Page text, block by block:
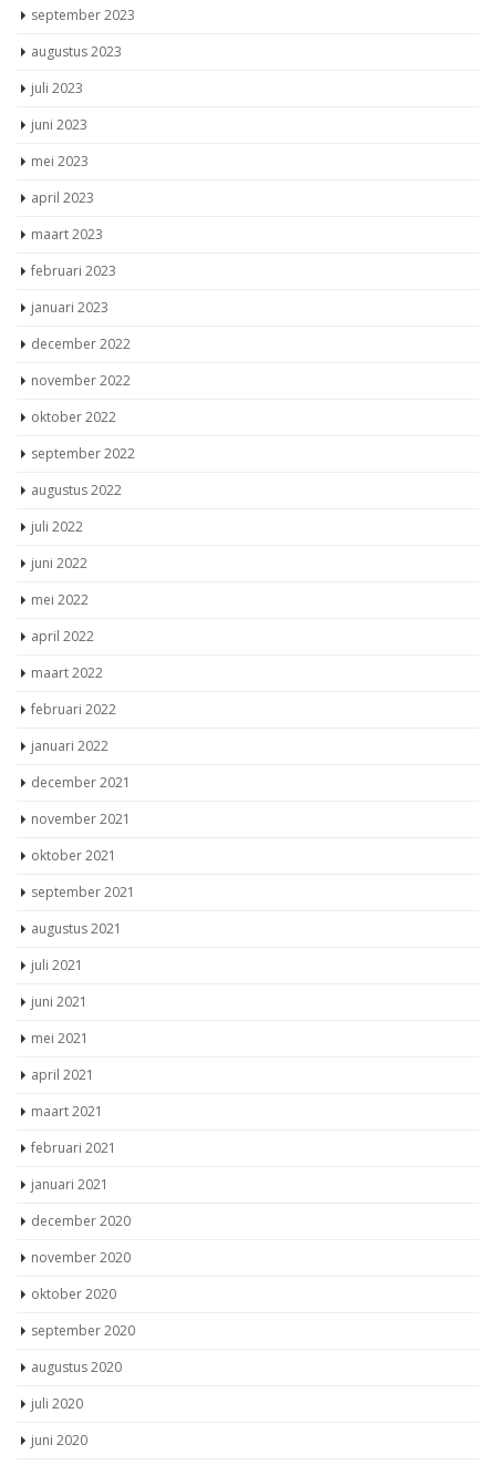
september 2023
augustus 2023
juli 2023
juni 2023
mei 2023
april 2023
maart 2023
februari 2023
januari 2023
december 2022
november 2022
oktober 2022
september 2022
augustus 2022
juli 2022
juni 2022
mei 2022
april 2022
maart 2022
februari 2022
januari 2022
december 2021
november 2021
oktober 2021
september 2021
augustus 2021
juli 2021
juni 2021
mei 2021
april 2021
maart 2021
februari 2021
januari 2021
december 2020
november 2020
oktober 2020
september 2020
augustus 2020
juli 2020
juni 2020